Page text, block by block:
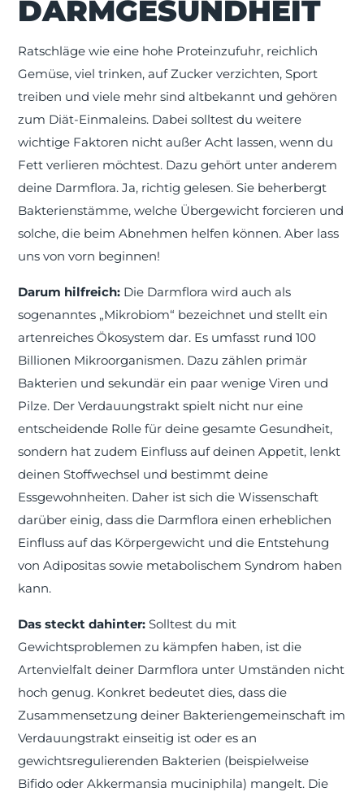
DARMGESUNDHEIT
Ratschläge wie eine hohe Proteinzufuhr, reichlich
Gemüse, viel trinken, auf Zucker verzichten, Sport
treiben und viele mehr sind altbekannt und gehören
zum Diät-Einmaleins. Dabei solltest du weitere
wichtige Faktoren nicht außer Acht lassen, wenn du
Fett verlieren möchtest. Dazu gehört unter anderem
deine Darmflora. Ja, richtig gelesen. Sie beherbergt
Bakterienstämme, welche Übergewicht forcieren und
solche, die beim Abnehmen helfen können. Aber lass
uns von vorn beginnen!
Darum hilfreich: Die Darmflora wird auch als
sogenanntes „Mikrobiom“ bezeichnet und stellt ein
artenreiches Ökosystem dar. Es umfasst rund 100
Billionen Mikroorganismen. Dazu zählen primär
Bakterien und sekundär ein paar wenige Viren und
Pilze. Der Verdauungstrakt spielt nicht nur eine
entscheidende Rolle für deine gesamte Gesundheit,
sondern hat zudem Einfluss auf deinen Appetit, lenkt
deinen Stoffwechsel und bestimmt deine
Essgewohnheiten. Daher ist sich die Wissenschaft
darüber einig, dass die Darmflora einen erheblichen
Einfluss auf das Körpergewicht und die Entstehung
von Adipositas sowie metabolischem Syndrom haben
kann.
Das steckt dahinter: Solltest du mit
Gewichtsproblemen zu kämpfen haben, ist die
Artenvielfalt deiner Darmflora unter Umständen nicht
hoch genug. Konkret bedeutet dies, dass die
Zusammensetzung deiner Bakteriengemeinschaft im
Verdauungstrakt einseitig ist oder es an
gewichtsregulierenden Bakterien (beispielweise
Bifido oder Akkermansia muciniphila) mangelt. Die